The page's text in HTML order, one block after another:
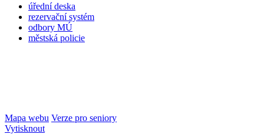
úřední deska
rezervační systém
odbory MÚ
městská policie
Mapa webu Verze pro seniory
Vytisknout